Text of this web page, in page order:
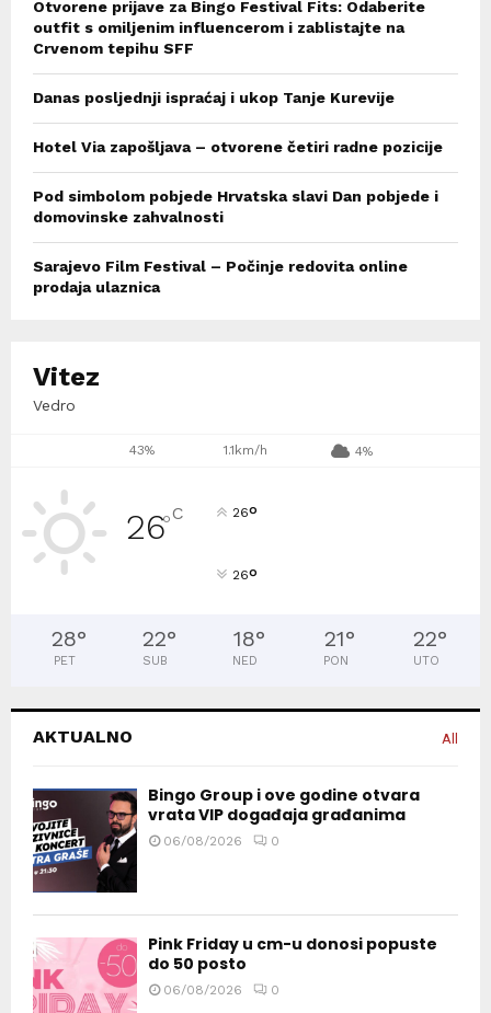
Otvorene prijave za Bingo Festival Fits: Odaberite
outfit s omiljenim influencerom i zablistajte na
Crvenom tepihu SFF
Danas posljednji ispraćaj i ukop Tanje Kurevije
Hotel Via zapošljava – otvorene četiri radne pozicije
Pod simbolom pobjede Hrvatska slavi Dan pobjede i
domovinske zahvalnosti
Sarajevo Film Festival – Počinje redovita online
prodaja ulaznica
Vitez
Vedro
43% 1.1km/h 4%
26°C 26°
26°
28°
PET
22°
SUB
18°
NED
21°
PON
22°
UTO
AKTUALNO All
Bingo Group i ove godine otvara
vrata VIP događaja građanima
06/08/2026 0
Pink Friday u cm-u donosi popuste
do 50 posto
06/08/2026 0